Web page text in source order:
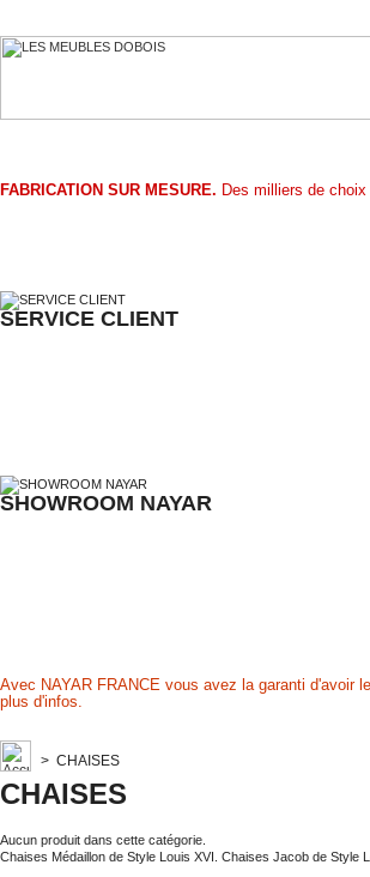
FABRICATION SUR MESURE. Des milliers de
SERVICE CLIENT
SHOWROOM NAYAR
Avec NAYAR FRANCE vous avez la garanti d'avoir
plus d'infos.
> CHAISES
CHAISES
Aucun produit dans cette catégorie.
Chaises Médaillon de Style Louis XVI. Chaises Jacob de Style